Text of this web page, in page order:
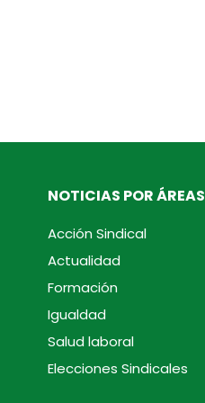
NOTICIAS POR ÁREAS
Acción Sindical
Actualidad
Formación
Igualdad
Salud laboral
Elecciones Sindicales